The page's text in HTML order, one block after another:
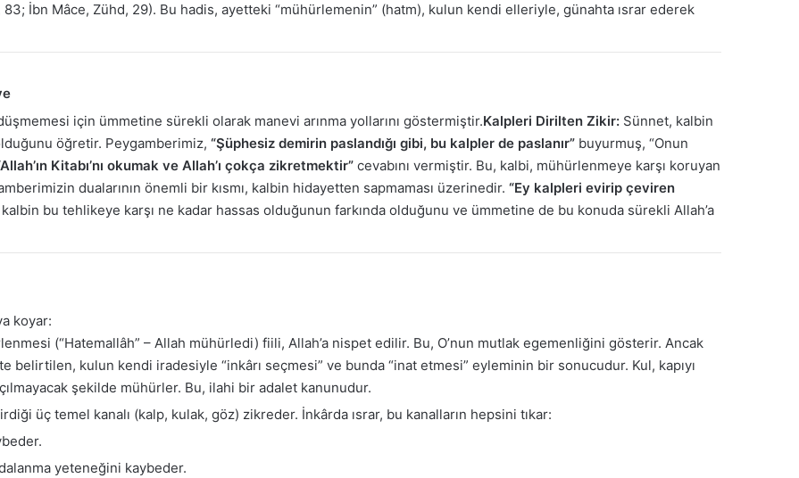
İbn Mâce, Zühd, 29). Bu hadis, ayetteki “mühürlemenin” (hatm), kulun kendi elleriyle, günahta ısrar ederek
için ümmetine sürekli olarak manevi arınma yollarını göstermiştir.Kalpleri Dirilten Zikir: Sünnet, kalbin
öğretir. Peygamberimiz, “Şüphesiz demirin paslandığı gibi, bu kalpler de paslanır” buyurmuş, “Onun
Kitabı’nı okumak ve Allah’ı çokça zikretmektir” cevabını vermiştir. Bu, kalbi, mühürlenmeye karşı koruyan
dualarının önemli bir kısmı, kalbin hidayetten sapmaması üzerinedir. “Ey kalpleri evirip çeviren
kalbin bu tehlikeye karşı ne kadar hassas olduğunun farkında olduğunu ve ümmetine de bu konuda sürekli Allah’a
koyar:
(“Hatemallâh” – Allah mühürledi) fiili, Allah’a nispet edilir. Bu, O’nun mutlak egemenliğini gösterir. Ancak
kulun kendi iradesiyle “inkârı seçmesi” ve bunda “inat etmesi” eyleminin bir sonucudur. Kul, kapıyı
şekilde mühürler. Bu, ilahi bir adalet kanunudur.
üç temel kanalı (kalp, kulak, göz) zikreder. İnkârda ısrar, bu kanalların hepsini tıkar:
yeteneğini kaybeder.